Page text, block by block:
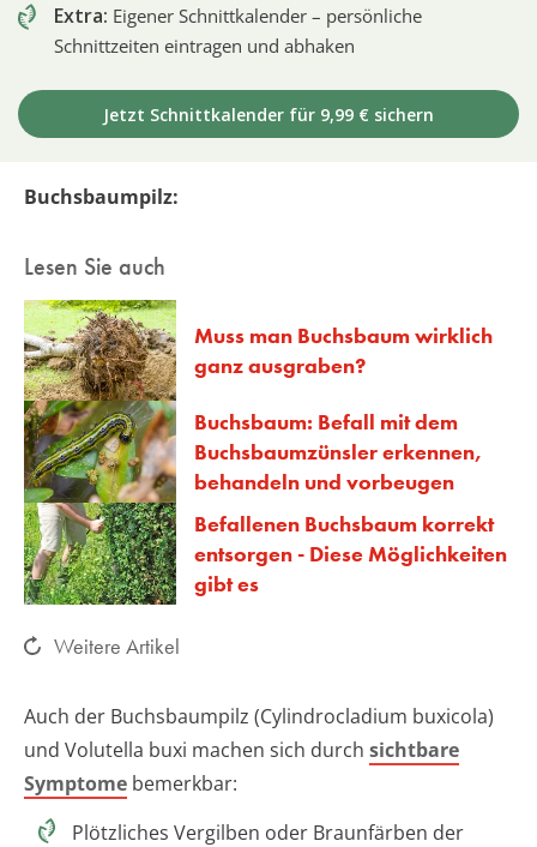
Extra: Eigener Schnittkalender – persönliche
Schnittzeiten eintragen und abhaken
Jetzt Schnittkalender für 9,99 € sichern
Buchsbaumpilz:
Lesen Sie auch
Muss man Buchsbaum wirklich
ganz ausgraben?
Buchsbaum: Befall mit dem
Buchsbaumzünsler erkennen,
behandeln und vorbeugen
Befallenen Buchsbaum korrekt
entsorgen - Diese Möglichkeiten
gibt es
Weitere Artikel
Auch der Buchsbaumpilz (Cylindrocladium buxicola)
und Volutella buxi machen sich durch sichtbare
Symptome bemerkbar:
Plötzliches Vergilben oder Braunfärben der